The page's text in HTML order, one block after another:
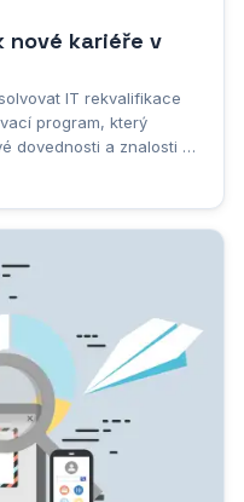
nové kariéře v
IT rekvalifikace
program, který
dovednosti a znalosti v
se o pracovní